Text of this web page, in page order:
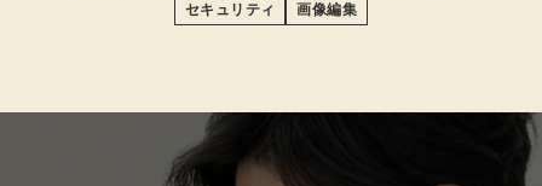
セキュリティ
画像編集